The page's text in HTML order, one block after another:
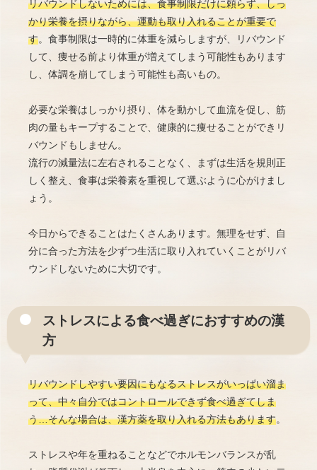
リバウンドしないためには、食事制限だけに頼らず、しっ
かり栄養を摂りながら、運動も取り入れることが重要で
す。食事制限は一時的に体重を減らしますが、リバウンド
して、痩せる前より体重が増えてしまう可能性もあります
し、体調を崩してしまう可能性も高いもの。
必要な栄養はしっかり摂り、体を動かして血流を促し、筋
肉の量もキープすることで、健康的に痩せることができリ
バウンドもしません。
流行の減量法に左右されることなく、まずは生活を規則正
しく整え、食事は栄養素を重視して選ぶように心がけまし
ょう。
今日からできることはたくさんあります。無理をせず、自
分に合った方法を少ずつ生活に取り入れていくことがリバ
ウンドしないために大切です。
ストレスによる食べ過ぎにおすすめの漢
方
リバウンドしやすい要因にもなるストレスがいっぱい溜ま
って、中々自分ではコントロールできず食べ過ぎてしま
う…そんな場合は、漢方薬を取り入れる方法もあります。
ストレスや年を重ねることなどでホルモンバランスが乱